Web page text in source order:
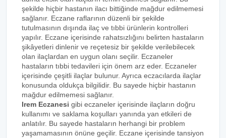
şekilde hiçbir hastanın ilacı bittiğinde mağdur edilmemesi
sağlanır. Eczane raflarının düzenli bir şekilde
tutulmasının dışında ilaç ve tıbbi ürünlerin kontrolleri
yapılır. Eczane içerisinde rahatsızlığını belirten hastaların
şikâyetleri dinlenir ve reçetesiz bir şekilde verilebilecek
olan ilaçlardan en uygun olanı seçilir. Eczaneler
hastaların tıbbi tedavileri için önem arz eder. Eczaneler
içerisinde çeşitli ilaçlar bulunur. Ayrıca eczacılarda ilaçlar
konusunda oldukça bilgilidir. Bu sayede hiçbir hastanın
mağdur edilmemesi sağlanır.
Irem Eczanesi gibi eczaneler içerisinde ilaçların doğru
kullanımı ve saklama koşulları yanında yan etkileri de
anlatılır. Bu sayede hastaların herhangi bir problem
yaşamamasının önüne geçilir. Eczane içerisinde tansiyon